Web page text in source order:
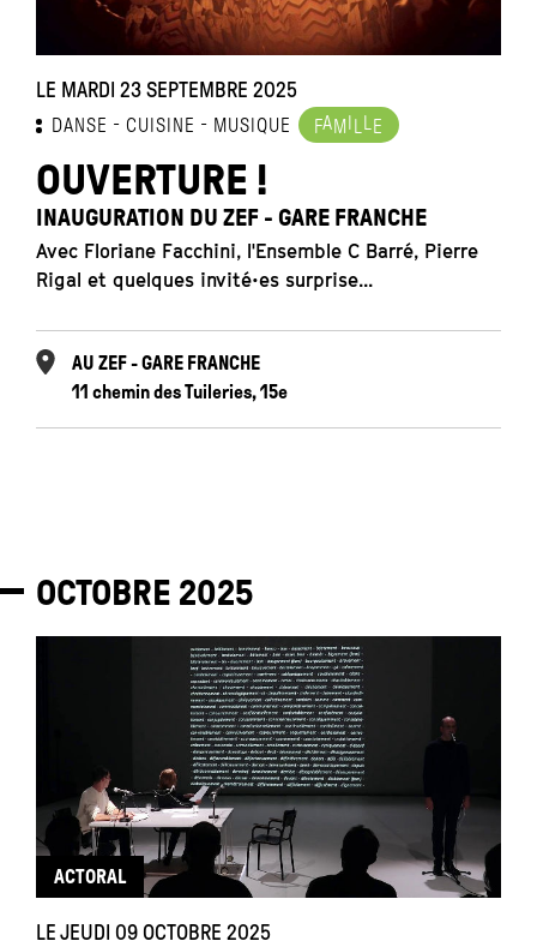
LE MARDI 23 SEPTEMBRE 2025
DANSE CUISINE MUSIQUE FAM E
OUVERTURE !
INAUGURATION DU ZEF - GARE FRANCHE
Avec Floriane Facchini, l'Ensemble C Barré, Pierre
Rigal et quelques invité•es surprise...
AU ZEF - GARE FRANCHE
11 chemin des Tuileries, 15e
OCTOBRE 2025
ACTORAL
LE JEUDI 09 OCTOBRE 2025